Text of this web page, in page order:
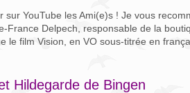
sur YouTube les Ami(e)s ! Je vous
France Delpech, responsable de la
le film Vision, en VO sous-titrée en
Hildegarde de Bingen